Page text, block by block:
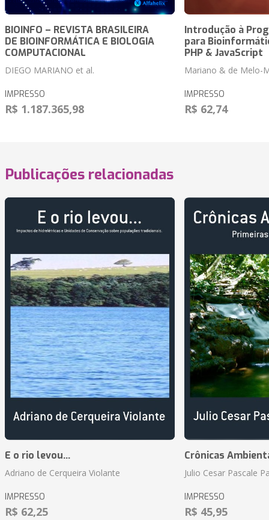
BIOINFO – REVISTA BRASILEIRA
DE BIOINFORMÁTICA E BIOLOGIA
COMPUTACIONAL
DIEGO MARIANO et al.
IMPRESSO
R$ 1.187.365,98
Introdução à
para
PHP & JavaScript
Mariano & de Melo-
IMPRESSO
R$ 62,74
Publicações relacionadas
E o rio levou...
Adriano de Cerqueira Violante
IMPRESSO
R$ 62,25
Crônicas
Julio Cesar Pascale
IMPRESSO
R$ 45,95